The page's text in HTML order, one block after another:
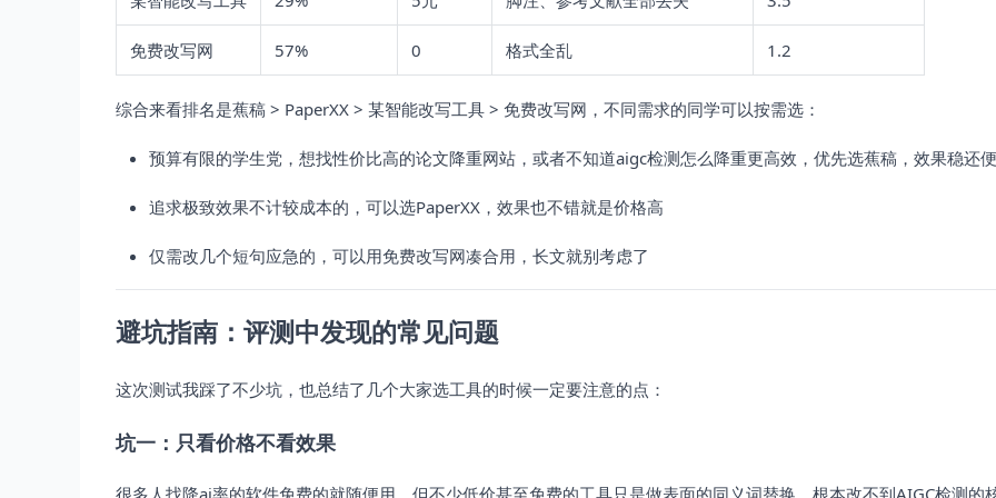
免费改写网 57% 0 格式全乱 1.2
综合来看排名是蕉稿 > PaperXX > 某智能改写工具 > 免费改写网，不同需求的同学可以按需选：
预算有限的学生党，想找性价比高的论文降重网站，或者不知道aigc检测怎么降重更高效，优先选蕉稿，效果稳还
追求极致效果不计较成本的，可以选PaperXX，效果也不错就是价格高
仅需改几个短句应急的，可以用免费改写网凑合用，长文就别考虑了
避坑指南：评测中发现的常见问题
这次测试我踩了不少坑，也总结了几个大家选工具的时候一定要注意的点：
坑一：只看价格不看效果